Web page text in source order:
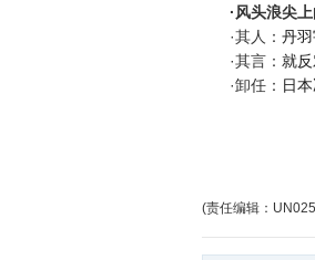
·风头浪尖
·其人： 丹
·其言： 就
·卸任： 日
(责任编辑：